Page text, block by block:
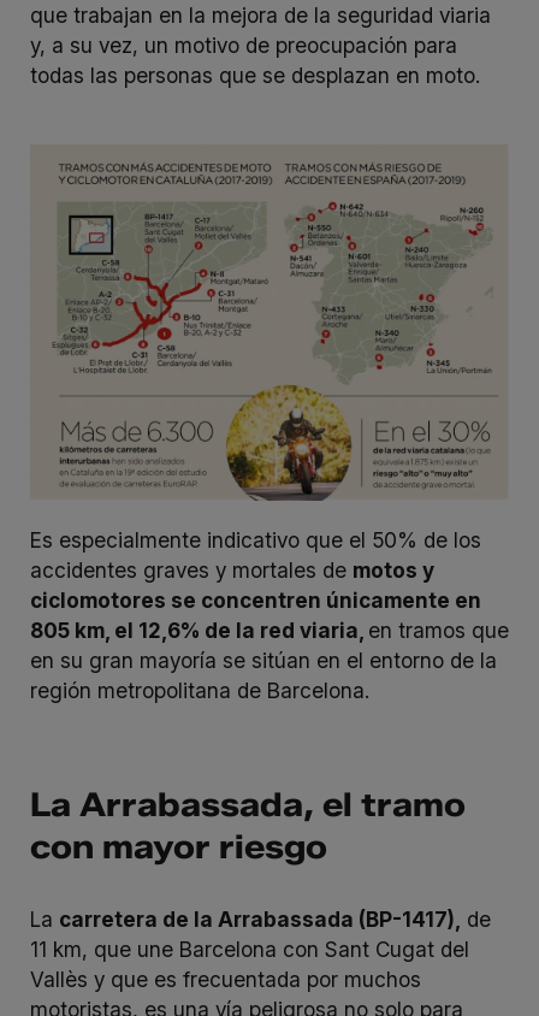
que trabajan en la mejora de la seguridad viaria
y, a su vez, un motivo de preocupación para
todas las personas que se desplazan en moto.
Es especialmente indicativo que el 50% de los
accidentes graves y mortales de motos y
ciclomotores se concentren únicamente en
805 km, el 12,6% de la red viaria, en tramos que
en su gran mayoría se sitúan en el entorno de la
región metropolitana de Barcelona.
La Arrabassada, el tramo
con mayor riesgo
La carretera de la Arrabassada (BP-1417), de
11 km, que une Barcelona con Sant Cugat del
Vallès y que es frecuentada por muchos
motoristas, es una vía peligrosa no solo para